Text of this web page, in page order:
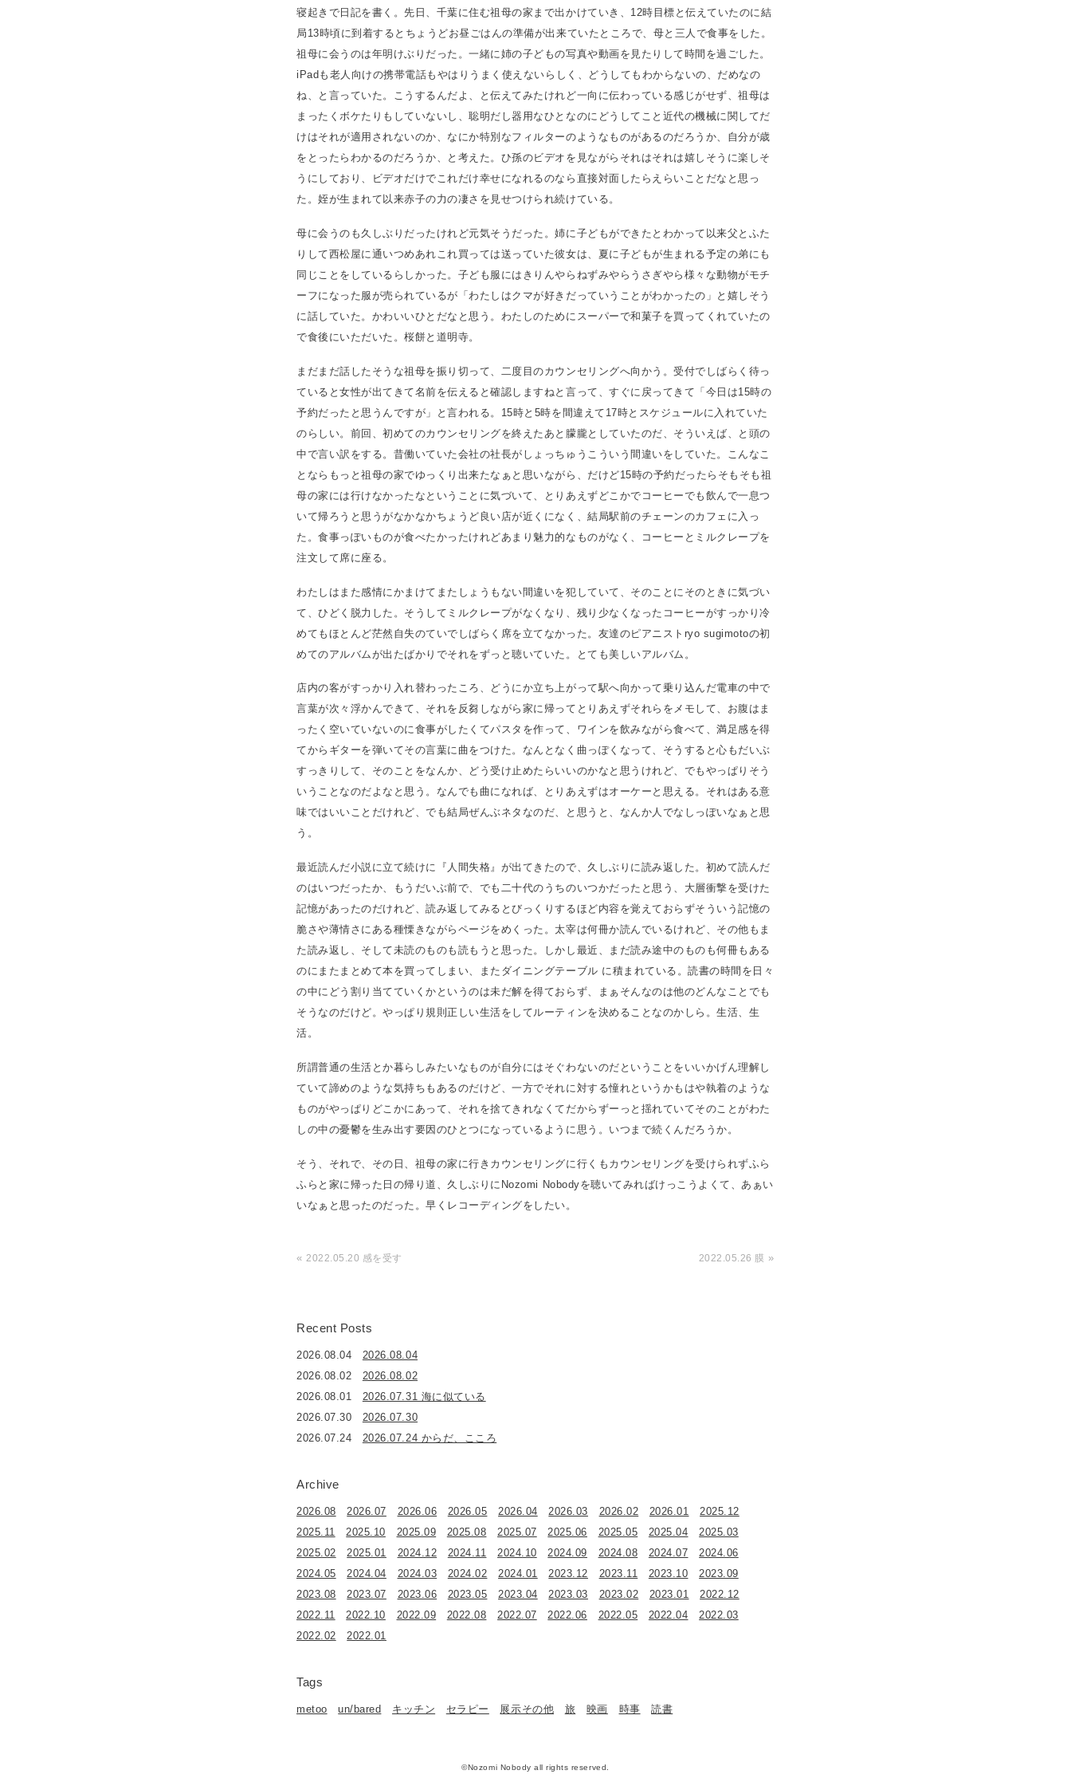
寝起きで日記を書く。先日、千葉に住む祖母の家まで出かけていき、12時目標と伝えていたのに結
局13時頃に到着するとちょうどお昼ごはんの準備が出来ていたところで、母と三人で食事をした。
祖母に会うのは年明けぶりだった。一緒に姉の子どもの写真や動画を見たりして時間を過ごした。
iPadも老人向けの携帯電話もやはりうまく使えないらしく、どうしてもわからないの、だめなの
ね、と言っていた。こうするんだよ、と伝えてみたけれど一向に伝わっている感じがせず、祖母は
まったくボケたりもしていないし、聡明だし器用なひとなのにどうしてこと近代の機械に関してだ
けはそれが適用されないのか、なにか特別なフィルターのようなものがあるのだろうか、自分が歳
をとったらわかるのだろうか、と考えた。ひ孫のビデオを見ながらそれはそれは嬉しそうに楽しそ
うにしており、ビデオだけでこれだけ幸せになれるのなら直接対面したらえらいことだなと思っ
た。姪が生まれて以来赤子の力の凄さを見せつけられ続けている。
母に会うのも久しぶりだったけれど元気そうだった。姉に子どもができたとわかって以来父とふた
りして西松屋に通いつめあれこれ買っては送っていた彼女は、夏に子どもが生まれる予定の弟にも
同じことをしているらしかった。子ども服にはきりんやらねずみやらうさぎやら様々な動物がモチ
ーフになった服が売られているが「わたしはクマが好きだっていうことがわかったの」と嬉しそう
に話していた。かわいいひとだなと思う。わたしのためにスーパーで和菓子を買ってくれていたの
で食後にいただいた。桜餅と道明寺。
まだまだ話したそうな祖母を振り切って、二度目のカウンセリングへ向かう。受付でしばらく待っ
ていると女性が出てきて名前を伝えると確認しますねと言って、すぐに戻ってきて「今日は15時の
予約だったと思うんですが」と言われる。15時と5時を間違えて17時とスケジュールに入れていた
のらしい。前回、初めてのカウンセリングを終えたあと朦朧としていたのだ、そういえば、と頭の
中で言い訳をする。昔働いていた会社の社長がしょっちゅうこういう間違いをしていた。こんなこ
とならもっと祖母の家でゆっくり出来たなぁと思いながら、だけど15時の予約だったらそもそも祖
母の家には行けなかったなということに気づいて、とりあえずどこかでコーヒーでも飲んで一息つ
いて帰ろうと思うがなかなかちょうど良い店が近くになく、結局駅前のチェーンのカフェに入っ
た。食事っぽいものが食べたかったけれどあまり魅力的なものがなく、コーヒーとミルクレープを
注文して席に座る。
わたしはまた感情にかまけてまたしょうもない間違いを犯していて、そのことにそのときに気づい
て、ひどく脱力した。そうしてミルクレープがなくなり、残り少なくなったコーヒーがすっかり冷
めてもほとんど茫然自失のていでしばらく席を立てなかった。友達のピアニストryo sugimotoの初
めてのアルバムが出たばかりでそれをずっと聴いていた。とても美しいアルバム。
店内の客がすっかり入れ替わったころ、どうにか立ち上がって駅へ向かって乗り込んだ電車の中で
言葉が次々浮かんできて、それを反芻しながら家に帰ってとりあえずそれらをメモして、お腹はま
ったく空いていないのに食事がしたくてパスタを作って、ワインを飲みながら食べて、満足感を得
てからギターを弾いてその言葉に曲をつけた。なんとなく曲っぽくなって、そうすると心もだいぶ
すっきりして、そのことをなんか、どう受け止めたらいいのかなと思うけれど、でもやっぱりそう
いうことなのだよなと思う。なんでも曲になれば、とりあえずはオーケーと思える。それはある意
味ではいいことだけれど、でも結局ぜんぶネタなのだ、と思うと、なんか人でなしっぽいなぁと思
う。
最近読んだ小説に立て続けに『人間失格』が出てきたので、久しぶりに読み返した。初めて読んだ
のはいつだったか、もうだいぶ前で、でも二十代のうちのいつかだったと思う、大層衝撃を受けた
記憶があったのだけれど、読み返してみるとびっくりするほど内容を覚えておらずそういう記憶の
脆さや薄情さにある種慄きながらページをめくった。太宰は何冊か読んでいるけれど、その他もま
た読み返し、そして未読のものも読もうと思った。しかし最近、まだ読み途中のものも何冊もある
のにまたまとめて本を買ってしまい、またダイニングテーブル に積まれている。読書の時間を日々
の中にどう割り当てていくかというのは未だ解を得ておらず、まぁそんなのは他のどんなことでも
そうなのだけど。やっぱり規則正しい生活をしてルーティンを決めることなのかしら。生活、生
活。
所謂普通の生活とか暮らしみたいなものが自分にはそぐわないのだということをいいかげん理解し
ていて諦めのような気持ちもあるのだけど、一方でそれに対する憧れというかもはや執着のような
ものがやっぱりどこかにあって、それを捨てきれなくてだからずーっと揺れていてそのことがわた
しの中の憂鬱を生み出す要因のひとつになっているように思う。いつまで続くんだろうか。
そう、それで、その日、祖母の家に行きカウンセリングに行くもカウンセリングを受けられずふら
ふらと家に帰った日の帰り道、久しぶりにNozomi Nobodyを聴いてみればけっこうよくて、あぁい
いなぁと思ったのだった。早くレコーディングをしたい。
«2022.05.20 感を受す 2022.05.26 膜 »
Recent Posts
2026.08.04
2026.08.04
2026.08.02
2026.08.02
2026.08.01
2026.07.31 海に似ている
2026.07.30
2026.07.30
2026.07.24
2026.07.24 からだ、こころ
Archive
2026.08 2026.07 2026.06 2026.05 2026.04 2026.03 2026.02 2026.01
2025.12
2025.11
2025.10 2025.09 2025.08 2025.07 2025.06 2025.05 2025.04
2025.03
2025.02
2025.01 2024.12 2024.11 2024.10 2024.09 2024.08 2024.07
2024.06
2024.05
2024.04 2024.03 2024.02 2024.01 2023.12 2023.11 2023.10
2023.09
2023.08
2023.07 2023.06 2023.05 2023.04 2023.03 2023.02 2023.01
2022.12
2022.11
2022.10 2022.09 2022.08 2022.07 2022.06 2022.05 2022.04
2022.03
2022.02
2022.01
Tags
metoo un/bared キッチン セラピー 展示その他 旅 映画 時事 読書
©Nozomi Nobody all rights reserved.